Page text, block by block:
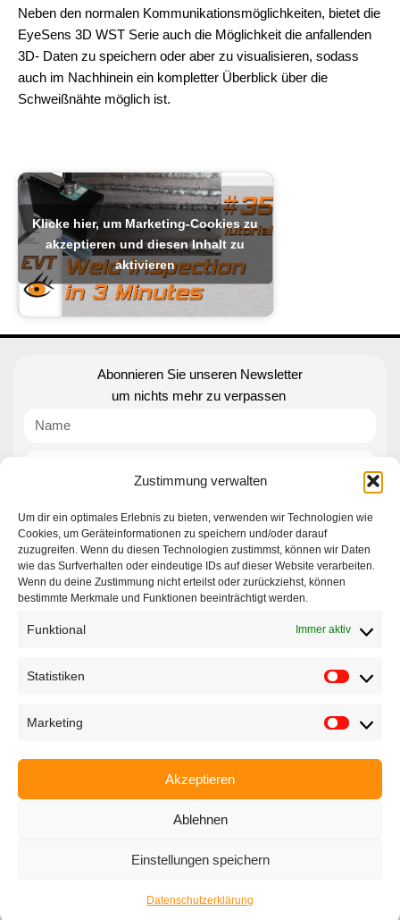
Zustimmung verwalten
Um dir ein optimales Erlebnis zu bieten, verwenden wir Technologien wie
Cookies, um Geräteinformationen zu speichern und/oder darauf
zuzugreifen. Wenn du diesen Technologien zustimmst, können wir Daten
wie das Surfverhalten oder eindeutige IDs auf dieser Website verarbeiten.
Wenn du deine Zustimmung nicht erteilst oder zurückziehst, können
bestimmte Merkmale und Funktionen beeinträchtigt werden.
Funktional Immer aktiv
Statistiken
Marketing
Akzeptieren
Ablehnen
Einstellungen speichern
Datenschutzerklärung
Neben den normalen Kommunikationsmöglichkeiten, bietet die
EyeSens 3D WST Serie auch die Möglichkeit die anfallenden
3D- Daten zu speichern oder aber zu visualisieren, sodass
auch im Nachhinein ein kompletter Überblick über die
Schweißnähte möglich ist.
Klicke hier, um Marketing-Cookies zu
akzeptieren und diesen Inhalt zu
aktivieren
Abonnieren Sie unseren Newsletter
um nichts mehr zu verpassen
Subscribe
Contact|Support
Ettlinger Straße 59, 76137 Karlsruhe, Germany
+49 721 668004230